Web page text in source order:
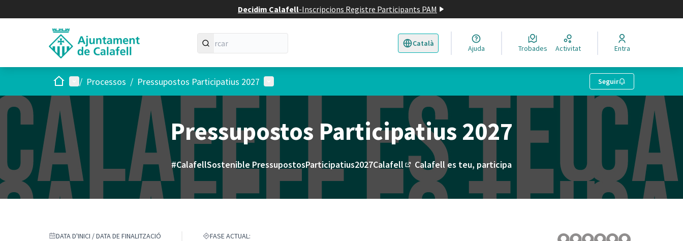
Decidim Calafell-Inscripcions Registre Participants PAM
Català
Triar la llengua Elegir el idioma
Ajuda Trobades Activitat Entra
Inici Menú principal
/ Processos / Pressupostos Participatius 2027 Menú d'usuari Seguir
Pressupostos Participatius 2027
#CalafellSostenible PressupostosParticipatius2027Calafell
(Enllaç extern)
Calafell es teu, participa
DATA D'INICI / DATA DE FINALITZACIÓ FASE ACTUAL: